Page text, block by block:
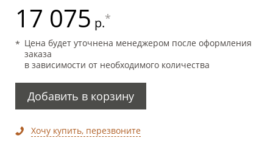
17 075 р.*
Цена будет уточнена менеджером после оформления
заказа
в зависимости от необходимого количества
Добавить в корзину
Хочу купить, перезвоните